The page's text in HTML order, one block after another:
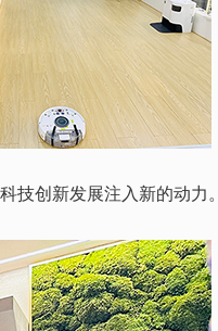
技创新发展注入新的动力。